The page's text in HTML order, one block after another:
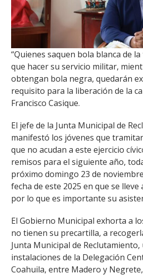
“Quienes saquen bola blanca de
que hacer su servicio militar,
obtengan bola negra, quedarán
requisito para la liberación de la
Francisco Casique.
El jefe de la Junta Municipal de
manifestó los jóvenes que
que no acudan a este ejercicio
remisos para el siguiente año,
próximo domingo 23 de
fecha de este 2025 en que se lleve
por lo que es importante su
El Gobierno Municipal exhorta a
no tienen su precartilla, a
Junta Municipal de Reclutamiento,
instalaciones de la Delegación
Coahuila, entre Madero y